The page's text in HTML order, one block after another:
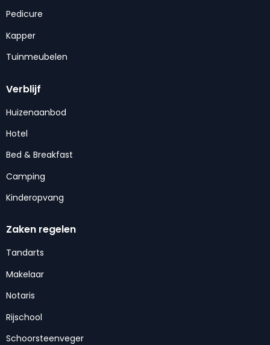
Pedicure
Kapper
Tuinmeubelen
Verblijf
Huizenaanbod
Hotel
Bed & Breakfast
Camping
Kinderopvang
Zaken regelen
Tandarts
Makelaar
Notaris
Rijschool
Schoorsteenveger